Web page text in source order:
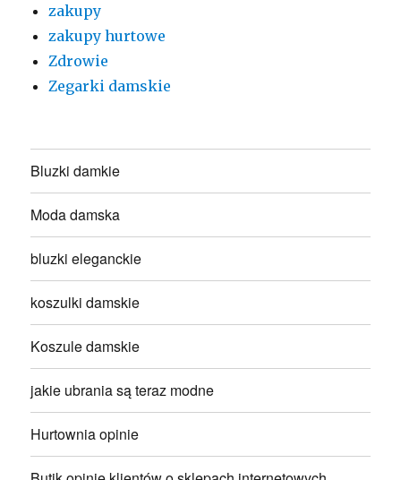
zakupy
zakupy hurtowe
Zdrowie
Zegarki damskie
Bluzki damkie
Moda damska
bluzki eleganckie
koszulki damskie
Koszule damskie
jakie ubrania są teraz modne
Hurtownia opinie